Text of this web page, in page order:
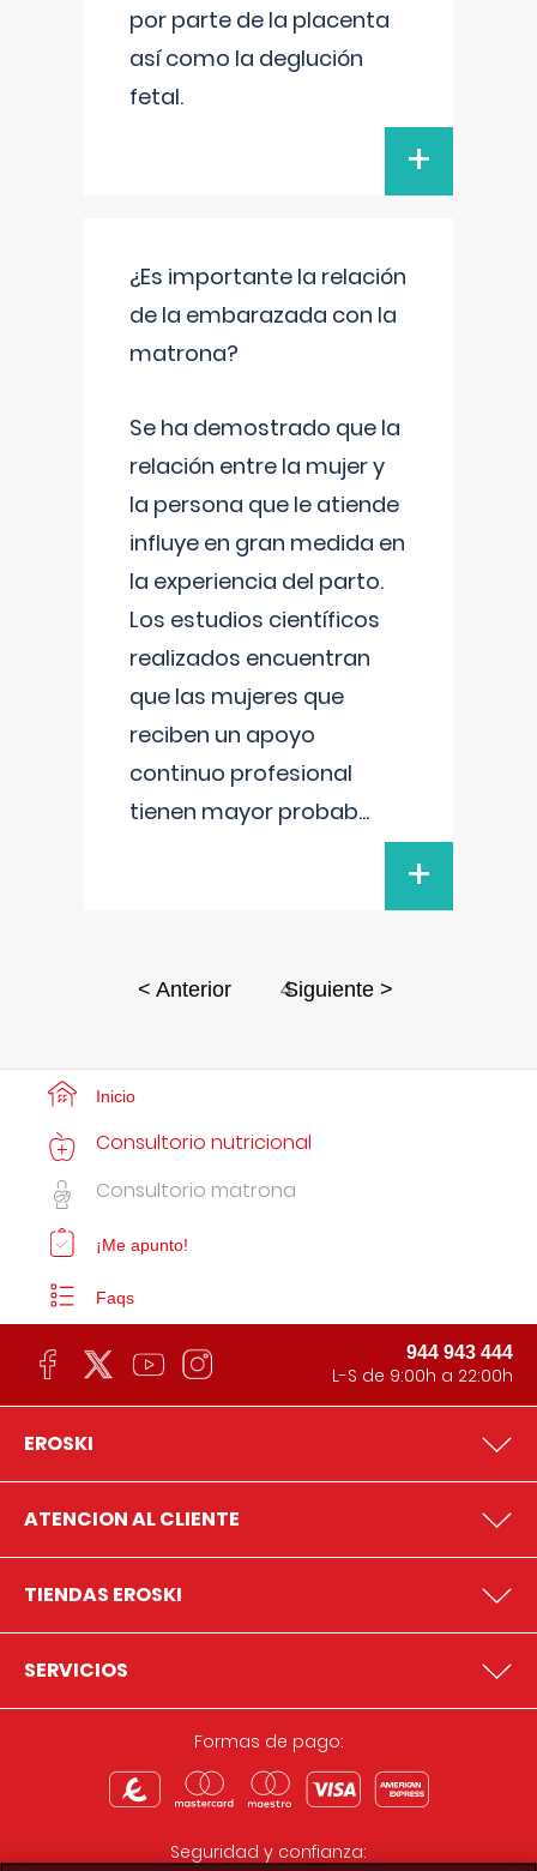
por parte de la placenta
así como la deglución
fetal.
+
¿Es importante la relación
de la embarazada con la
matrona?
Se ha demostrado que la
relación entre la mujer y
la persona que le atiende
influye en gran medida en
la experiencia del parto.
Los estudios científicos
realizados encuentran
que las mujeres que
reciben un apoyo
continuo profesional
tienen mayor probab...
+
< Anterior 4
Siguiente >
Inicio
Consultorio nutricional
Consultorio matrona
¡Me apunto!
Faqs
944 943 444
L-S de 9:00h a 22:00h
EROSKI
ATENCION AL CLIENTE
TIENDAS EROSKI
SERVICIOS
Formas de pago:
Seguridad y confianza: